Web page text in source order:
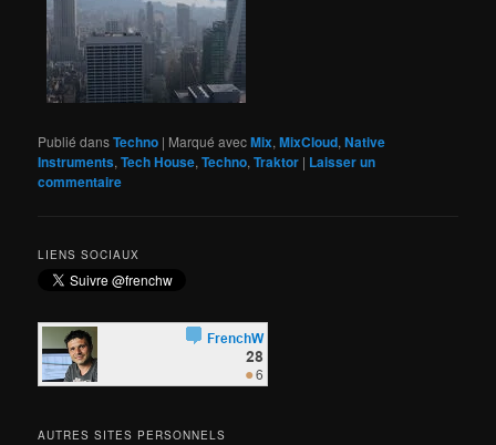
Publié dansTechno | Marqué avecMix,MixCloud,Native
Instruments,Tech House,Techno,Traktor | Laisser un
commentaire
LIENS SOCIAUX
AUTRES SITES PERSONNELS